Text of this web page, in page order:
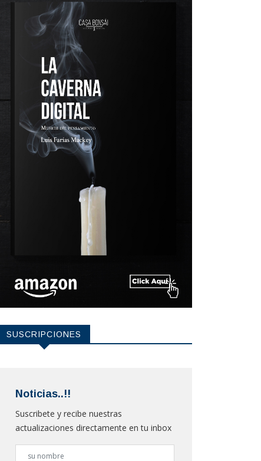
SUSCRIPCIONES
Noticias..!!
Suscribete y recibe nuestras
actualizaciones directamente en tu inbox